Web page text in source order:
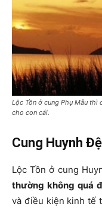
Lộc Tồn ở cung Phụ Mẫu thì
cho con cái.
Cung Huynh Đệ
Lộc Tồn ở cung
thường không quá
và điều kiện kinh tế